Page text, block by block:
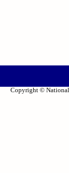
Copyright ©